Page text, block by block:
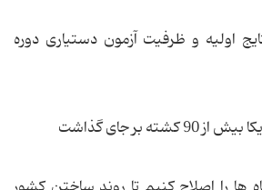
اولیه و ظرفیت آزمون دستیاری دوره
بر جای گذاشت